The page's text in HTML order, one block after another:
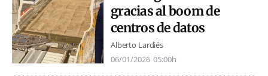
gracias al boom de
centros de datos
Alberto Lardiés
06/01/2026 05:00h